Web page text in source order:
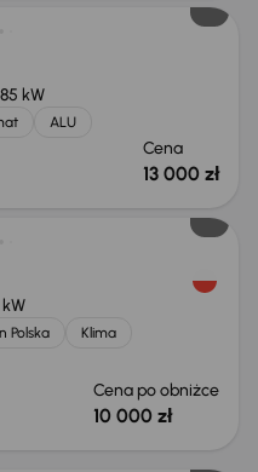
85 kW
ALU
Cena
13 000 zł
kW
Polska
Klima
Cena po obniżce
10 000 zł